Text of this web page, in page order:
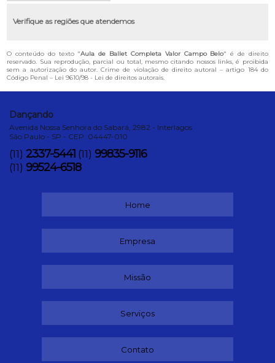
Verifique as regiões que atendemos
O conteúdo do texto "Aula de Ballet Completa Valor Campo Belo" é de direito
reservado. Sua reprodução, parcial ou total, mesmo citando nossos links, é proibida
sem a autorização do autor. Crime de violação de direito autoral – artigo 184 do
Código Penal – Lei 9610/98 - Lei de direitos autorais
Dançando
Avenida Nossa Senhora do Sabará, 2982 - Interlagos
São Paulo - SP - CEP: 04447-010
(11) 2337-5441 (11) 99835-9116
(11) 99524-6518
Home
Empresa
Missão
Serviços
Contato